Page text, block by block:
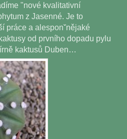
"nové kvalitativní
z Jasenné. Je to
práce a alesponˇnějaké
od prvního dopadu pylu
kaktusů Duben…